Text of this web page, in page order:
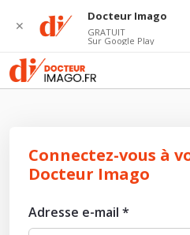
Connectez-vous à
Docteur Imago
Adresse e-mail *
✕
Docteur Imago
GRATUIT
Sur Google Play